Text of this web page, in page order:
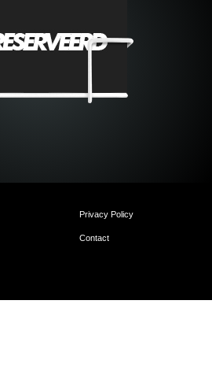
Privacy Policy
Contact